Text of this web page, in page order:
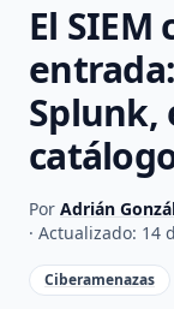
El
entrada:
Splunk,
Por Adrián
· Actualizado: 14
Ciberamenazas